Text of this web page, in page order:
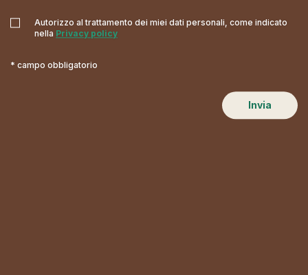
Autorizzo al trattamento dei miei dati personali, come indicato
nella Privacy policy
* campo obbligatorio
Invia